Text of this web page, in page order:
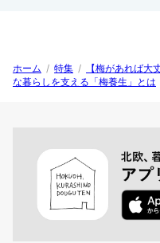
ホーム / 特集 /
【梅があれば
な暮らしを支える「梅養生」とは